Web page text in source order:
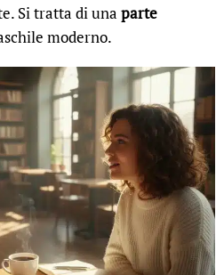
Si tratta di una parte
moderno.